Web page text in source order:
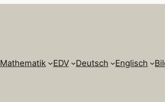
Mathematik EDV Deutsch Englisch